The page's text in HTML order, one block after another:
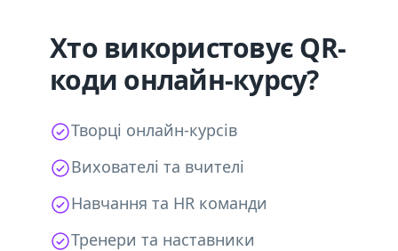
Хто використовує QR-
коди онлайн-курсу?
Творці онлайн-курсів
Вихователі та вчителі
Навчання та HR команди
Тренери та наставники